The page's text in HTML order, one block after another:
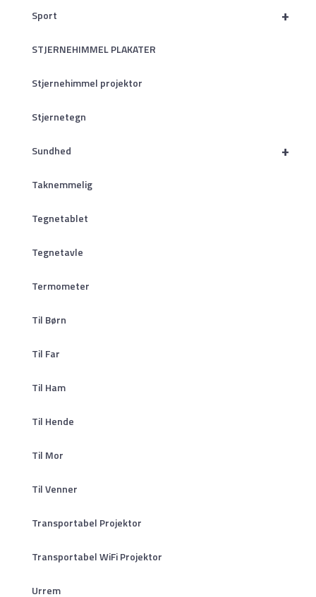
+
Sport
STJERNEHIMMEL PLAKATER
Stjernehimmel projektor
Stjernetegn
+
Sundhed
Taknemmelig
Tegnetablet
Tegnetavle
Termometer
Til Børn
Til Far
Til Ham
Til Hende
Til Mor
Til Venner
Transportabel Projektor
Transportabel WiFi Projektor
Urrem